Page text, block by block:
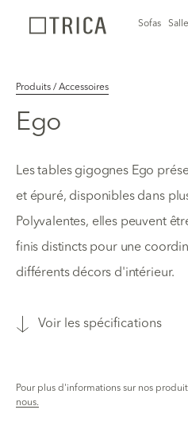
Sofas
Produits / Accessoires
Ego
Les tables gigognes Ego
et épuré, disponibles dans
Polyvalentes, elles peuvent
finis distincts pour une
différents décors d'intérieur.
Voir les spécifications
Pour plus d'informations sur nos
nous.